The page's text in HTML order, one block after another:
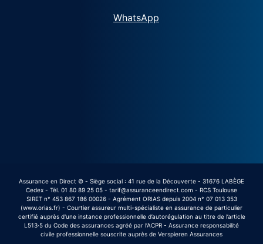
WhatsApp
Assurance en Direct © - Siège social : 41 rue de la Découverte - 31676 LABÈGE
Cedex - Tél. 01 80 89 25 05 - tarif@assuranceendirect.com - RCS Toulouse
SIRET n° 453 867 186 00026 - Agrément ORIAS depuis 2004 n° 07 013 353
(www.orias.fr) - Courtier assureur multi-spécialiste en assurance de particulier
certifié auprès d'une instance professionnelle d’autorégulation au titre de l’article
L513·5 du Code des assurances agréé par l’ACPR - Assurance responsabilité
civile professionnelle souscrite auprès de Verspieren Assurances